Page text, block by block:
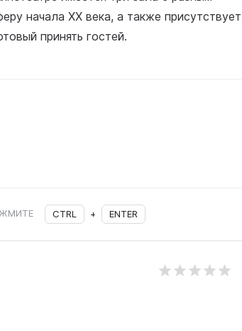
начала XX века, а также присутствует
принять гостей.
CTRL + ENTER